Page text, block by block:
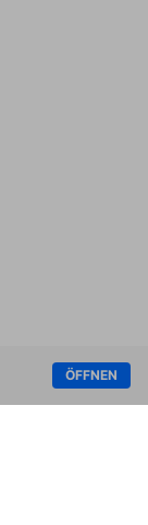
ÖFFNEN